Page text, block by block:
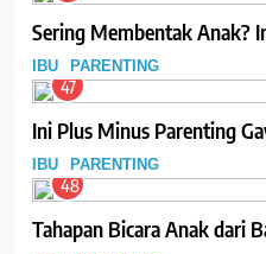
Sering Membentak Anak?
IBU PARENTING
47
Ini Plus Minus Parenting
IBU PARENTING
48
Tahapan Bicara Anak dari